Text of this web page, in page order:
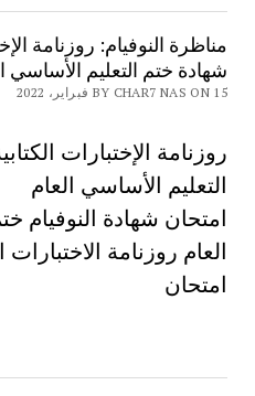
مناظرة النوفيام: روزنامة
شهادة ختم التعليم الأساسي
BY CHAR7 NAS ON 15 فبراير، 2022
روزنامة الإختبارات
التعليم الأساسي العام
امتحان شهادة النوفيام
العام روزنامة الاختبارات
امتحان